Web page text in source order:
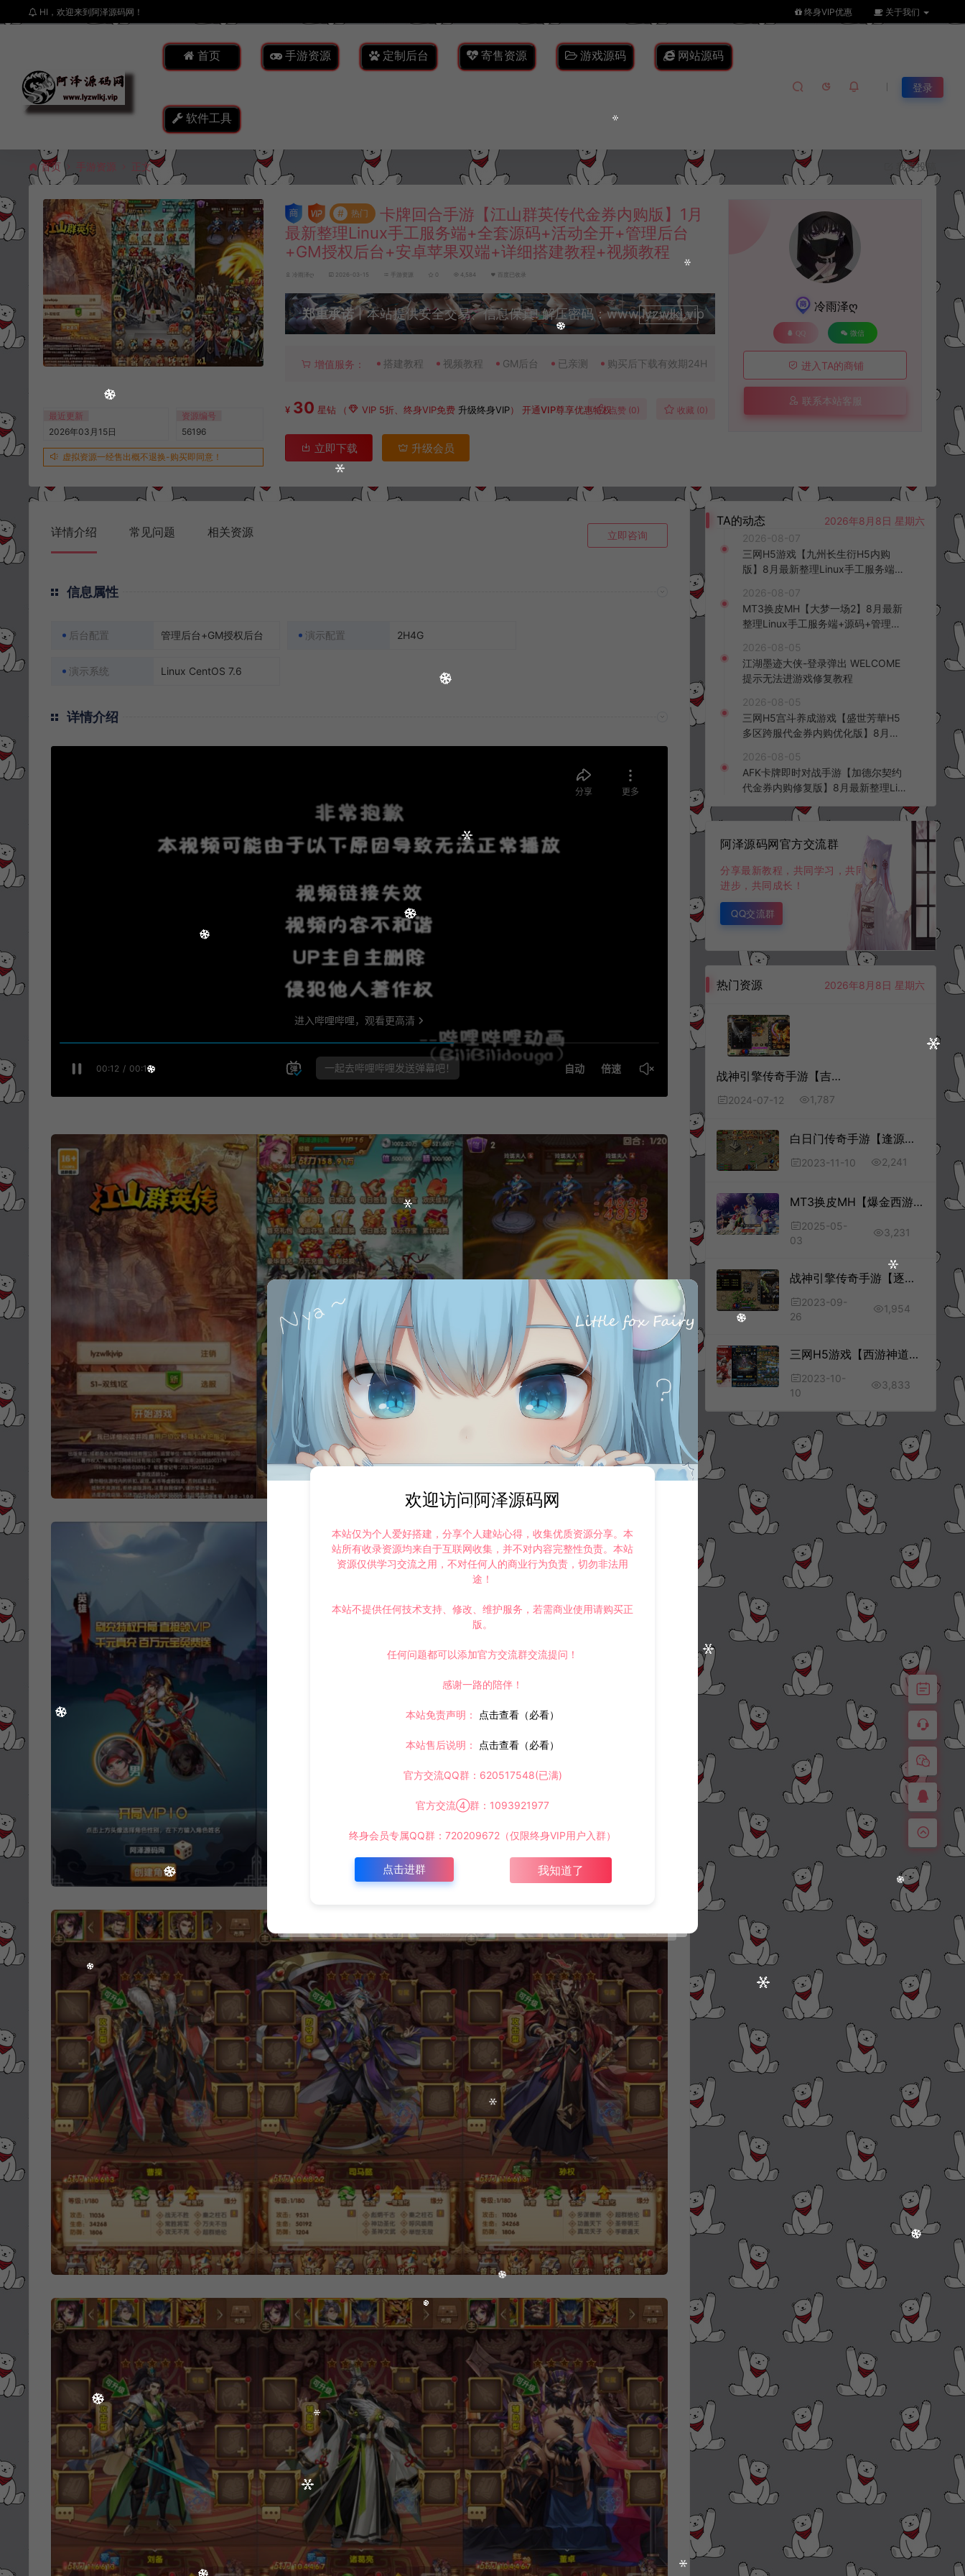
HI，欢迎来到阿泽源码网！ 终身VIP优惠 关于我们
首页 手游资源 定制后台 寄售资源 游戏源码 网站源码
软件工具
登录
首页 手游资源 正文 我要投稿
最近更新
2026年03月15日
资源编号
56196
虚拟资源一经售出概不退换-购买即同意！
# 热门
卡牌回合手游【江山群英传代金券内购版】1月
最新整理Linux手工服务端+全套源码+活动全开+管理后台
+GM授权后台+安卓苹果双端+详细搭建教程+视频教程
冷雨泽ღ 2026-03-15 手游资源 0 4,584 百度已收录
郑重承诺丨本站提供安全交易、信息保真! 解压密码：www.lyzwlkj.vip
升级会员
增值服务： 搭建教程 视频教程 GM后台 已亲测 购买后下载有效期24H
¥ 30 星钻 （ VIP 5折、终身VIP免费 升级终身VIP）开通VIP尊享优惠特权点赞 (0) 收藏 (0)
立即下载 升级会员
冷雨泽ღ
QQ 微信
进入TA的商铺
联系本站客服
详情介绍 常见问题 相关资源 立即咨询
信息属性
后台配置 管理后台+GM授权后台 演示配置 2H4G
演示系统 Linux CentOS 7.6
详情介绍
TA的动态
2026年8月8日 星期六
2026-08-07
三网H5游戏【九州长生衍H5内购
版】8月最新整理Linux手工服务端
客户端+详细搭建教程+视频教程
2026-08-07
MT3换皮MH【大梦一场2】8月最新
整理Linux手工服务端+源码+管理后
频教程
2026-08-05
江湖墨迹大侠-登录弹出 WELCOME
提示无法进游戏修复教程
2026-08-05
三网H5宫斗养成游戏【盛世芳華H5
多区跨服代金券内购优化版】8月最
台+全资源安卓+详细搭建教程+视频
教程
2026-08-05
AFK卡牌即时对战手游【加德尔契约
代金券内购修复版】8月最新整理Lin
K授权后台+安卓苹果双端+详细搭建
阿泽源码网官方交流群
分享最新教程，共同学习，共同
进步，共同成长！
QQ交流群
热门资源 2026年8月8日 星期六
战神引擎传奇手游【吉祥合击三职业[白猪3.1]】7月最新整理Win一键服务端+GM授权后台+安卓苹果双端+详细搭建教程+视频教程
2024-07-12 1,787
白日门传奇手游【逢源传奇三职业】11月最新整理Win一键服务端+GM后台+安卓苹果双端+详细搭建教程+视频教程
2023-11-10 2,241
MT3换皮MH【爆金西游尊享挂机版】5月最新整理Linux手工服务端+源码+管理后台+安卓苹果双端+详细搭建教程+视频教程
2025-05-
03
3,231
战神引擎传奇手游【逐鹿霸业中原三职业】9月最新整理Win一键服务端+GM授权后台+安卓苹果双端+详细搭建教程+视频教程
2023-09-
26
1,954
三网H5游戏【西游神道H5内购版】10月最新整理Linux手工服务端+详细搭建教程+视频教程
2023-10-
10
3,833
欢迎访问阿泽源码网
本站仅为个人爱好搭建，分享个人建站心得，收集优质资源分享。本
站所有收录资源均来自于互联网收集，并不对内容完整性负责。本站
资源仅供学习交流之用，不对任何人的商业行为负责，切勿非法用
途！
本站不提供任何技术支持、修改、维护服务，若需商业使用请购买正
版。
任何问题都可以添加官方交流群交流提问！
感谢一路的陪伴！
本站免责声明： 点击查看（必看）
本站售后说明： 点击查看（必看）
官方交流QQ群：620517548(已满)
官方交流④群：1093921977
终身会员专属QQ群：720209672（仅限终身VIP用户入群）
点击进群 我知道了